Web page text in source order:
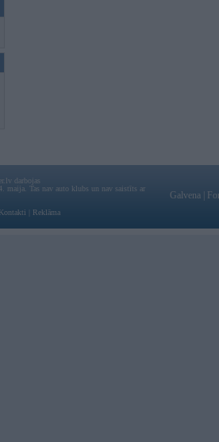
darbojas
maija. Tas nav auto klubs un nav saistīts ar
Kontakti Reklāma
Galvena